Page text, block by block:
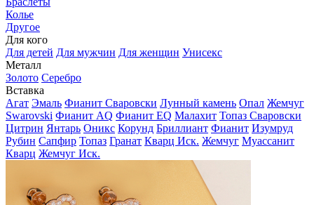
Колье
Другое
Для кого
Для детей Для мужчин Для женщин Унисекс
Металл
Золото Серебро
Вставка
Агат Эмаль Фианит Сваровски Лунный камень Опал Жемчуг
Swarovski Фианит AQ Фианит EQ Малахит Топаз Сваровски
Цитрин Янтарь Оникс Корунд Бриллиант Фианит Изумруд
Рубин Сапфир Топаз Гранат Кварц Иск. Жемчуг Муассанит
Кварц Жемчуг Иск.